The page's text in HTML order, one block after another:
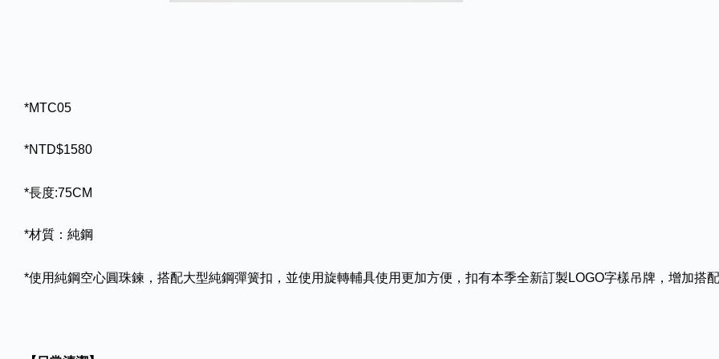
*MTC05
*NTD$1580
*長度:75CM
*材質：純鋼
*使用純鋼空心圓珠鍊，搭配大型純鋼彈簧扣，並使用旋轉輔具使用更加方便，扣有本季全新訂製LOGO字樣吊牌，增加搭配